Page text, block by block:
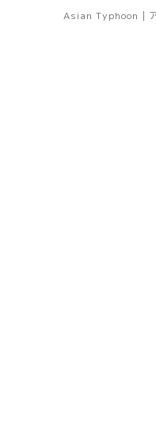
Asian Typhoon｜